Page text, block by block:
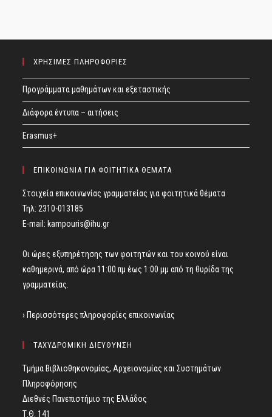
ΧΡΗΣΙΜΕΣ ΠΛΗΡΟΦΟΡΙΕΣ
Προγράμματα μαθημάτων και εξεταστικής
Διάφορα έντυπα – αιτήσεις
Erasmus+
ΕΠΙΚΟΙΝΩΝΙΑ ΓΙΑ ΦΟΙΤΗΤΙΚΑ ΘΕΜΑΤΑ
Στοιχεία επικοινωνίας γραμματείας για φοιτητικά θέματα
Τηλ: 2310-013185
E-mail: kampouris@ihu.gr
Οι ώρες εξυπηρέτησης των φοιτητών και του κοινού είναι
καθημερινά, από ώρα 11:00 πμ έως 1:00 μμ από τη θυρίδα της
γραμματείας.
› Περισσότερες πληροφορίες επικοινωνίας
ΤΑΧΥΔΡΟΜΙΚΗ ΔΙΕΥΘΥΝΣΗ
Τμήμα Βιβλιοθηκονομίας, Αρχειονομίας και Συστημάτων
Πληροφόρησης
Διεθνές Πανεπιστήμιο της Ελλάδος
Τ.Θ. 141